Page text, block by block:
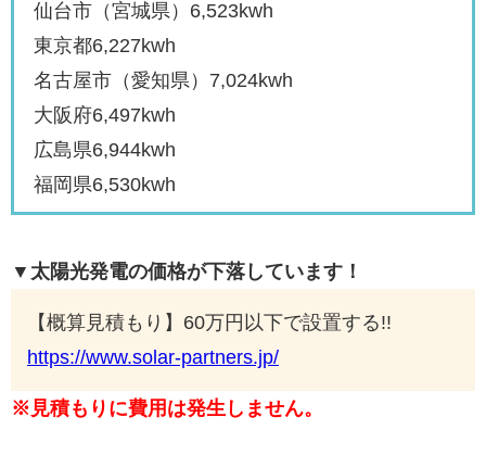
仙台市（宮城県）6,523kwh
東京都6,227kwh
名古屋市（愛知県）7,024kwh
大阪府6,497kwh
広島県6,944kwh
福岡県6,530kwh
▼太陽光発電の価格が下落しています！
【概算見積もり】60万円以下で設置する!!
https://www.solar-partners.jp/
※見積もりに費用は発生しません。